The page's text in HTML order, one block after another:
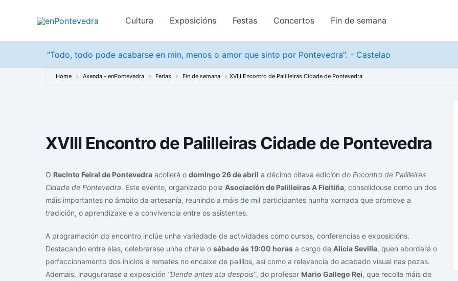
Cultura Exposicións Festas Concertos Fin de semana
"Todo, todo pode acabarse en min, menos o amor que sinto por Pontevedra". - Castelao
Home Axenda - enPontevedra Ferias Fin de semana XVIII Encontro de Palilleiras Cidade de Pontevedra
XVIII Encontro de Palilleiras Cidade de Pontevedra
O Recinto Feiral de Pontevedra acollerá o domingo 26 de abril a décimo oitava edición do Encontro de Palilleiras
Cidade de Pontevedra. Este evento, organizado pola Asociación de Palilleiras A Fieitiña, consolidouse como un dos
máis importantes no ámbito da artesanía, reunindo a máis de mil participantes nunha xornada que promove a
tradición, o aprendizaxe e a convivencia entre os asistentes.
A programación do encontro inclúe unha variedade de actividades como cursos, conferencias e exposicións.
Destacando entre elas, celebrarase unha charla o sábado ás 19:00 horas a cargo de Alicia Sevilla, quen abordará o
perfeccionamento dos inicios e remates no encaixe de palillos, así como a relevancia do acabado visual nas pezas.
Ademais, inaugurarase a exposición “Dende antes ata despois”, do profesor Mario Gallego Rei, que recolle máis de